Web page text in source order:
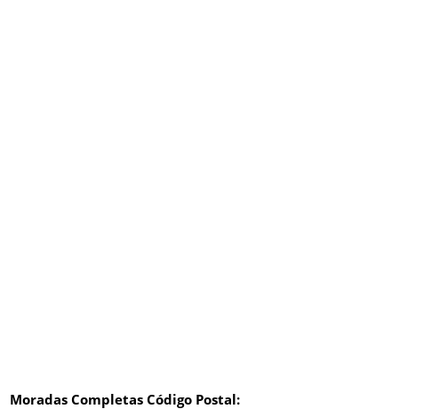
Moradas Completas Código Postal: